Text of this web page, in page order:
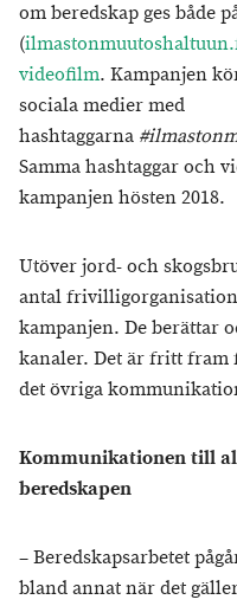
om beredskap ges både
(
videofilm. Kampanjen
sociala medier med
hashtaggarna
Samma hashtaggar och
kampanjen hösten 2018.
Utöver jord- och
antal
kampanjen. De berättar
kanaler. Det är fritt fram
det övriga
Kommunikationen till
beredskapen
– Beredskapsarbetet
bland annat när det